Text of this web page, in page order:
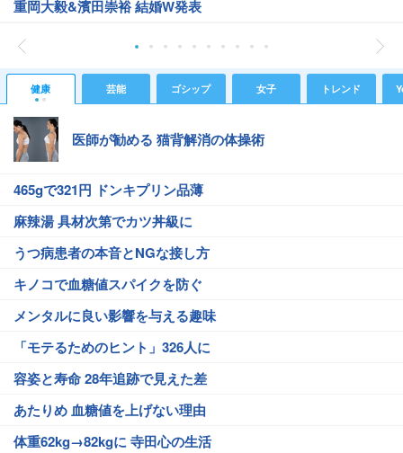
重岡大毅&濱田崇裕 結婚W発表
健康 芸能 ゴシップ 女子 トレンド
医師が勧める 猫背解消の体操術
465gで321円 ドンキプリン品薄
麻辣湯 具材次第でカツ丼級に
うつ病患者の本音とNGな接し方
キノコで血糖値スパイクを防ぐ
メンタルに良い影響を与える趣味
「モテるためのヒント」326人に
容姿と寿命 28年追跡で見えた差
あたりめ 血糖値を上げない理由
体重62kg→82kgに 寺田心の生活